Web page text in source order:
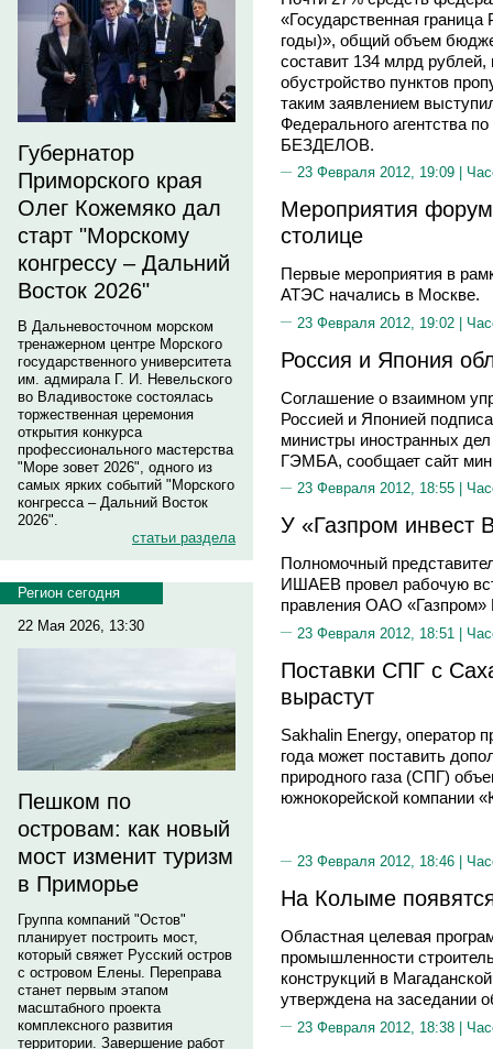
Губернатор
Приморского края
Олег Кожемяко дал
старт "Морскому
конгрессу – Дальний
Восток 2026"
В Дальневосточном морском
тренажерном центре Морского
государственного университета
им. адмирала Г. И. Невельского
во Владивостоке состоялась
торжественная церемония
открытия конкурса
профессионального мастерства
"Море зовет 2026", одного из
самых ярких событий "Морского
конгресса – Дальний Восток
2026".
статьи раздела
Регион сегодня
22 Мая 2026, 13:30
Пешком по
островам: как новый
мост изменит туризм
в Приморье
Группа компаний "Остов"
планирует построить мост,
который свяжет Русский остров
с островом Елены. Переправа
станет первым этапом
масштабного проекта
комплексного развития
территории. Завершение работ
«Государственная
годы)», общий объем
составит 134 млрд
обустройство пунктов
таким заявлением
Федерального агентства
БЕЗДЕЛОВ.
23 Февраля 2012, 19:09 |
Мероприятия
столице
Первые мероприятия в
АТЭС начались в Москве.
23 Февраля 2012, 19:02 |
Россия и Япония
Соглашение о взаимном
Россией и Японией
министры иностранных
ГЭМБА, сообщает сайт
23 Февраля 2012, 18:55 |
У «Газпром инвест
Полномочный
ИШАЕВ провел рабочую
правления ОАО
23 Февраля 2012, 18:51 |
Поставки СПГ с
вырастут
Sakhalin Energy, оператор
года может поставить
природного газа (СПГ)
южнокорейской компании
23 Февраля 2012, 18:46 |
На Колыме
Областная целевая
промышленности
конструкций в
утверждена на заседании
23 Февраля 2012, 18:38 |